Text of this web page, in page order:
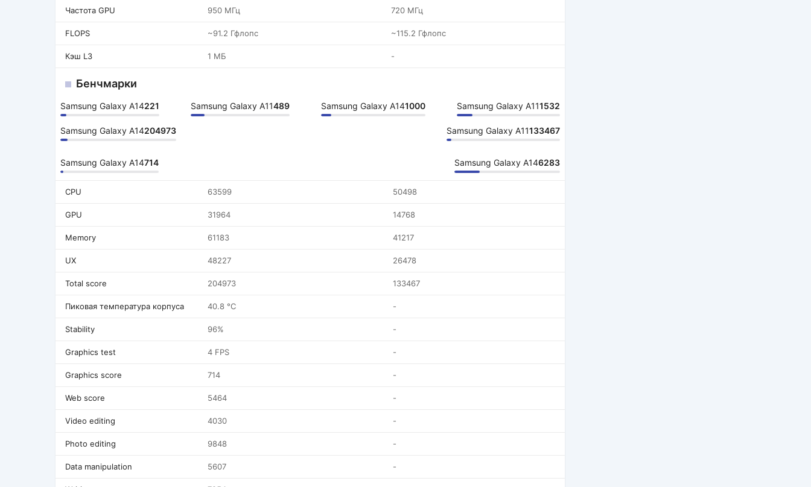
Частота GPU 950 МГц 720 МГц
FLOPS ~91.2 Гфлопс ~115.2 Гфлопс
Кэш L3 1 МБ -
Бенчмарки
Samsung Galaxy A14221 Samsung Galaxy A11489 Samsung Galaxy A141000 Samsung Galaxy A111532
Samsung Galaxy A14204973 Samsung Galaxy A11133467
Samsung Galaxy A14714 Samsung Galaxy A146283
CPU 63599 50498
GPU 31964 14768
Memory 61183 41217
UX 48227 26478
Total score 204973 133467
Пиковая температура корпуса 40.8 °C -
Stability 96% -
Graphics test 4 FPS -
Graphics score 714 -
Web score 5464 -
Video editing 4030 -
Photo editing 9848 -
Data manipulation 5607 -